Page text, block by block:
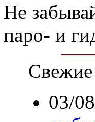
Не
паро- и
Свежие
03/